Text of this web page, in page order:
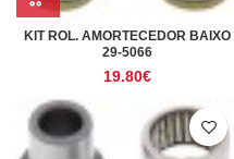
KIT ROL. AMORTECEDOR BAIXO
29-5066
19.80€